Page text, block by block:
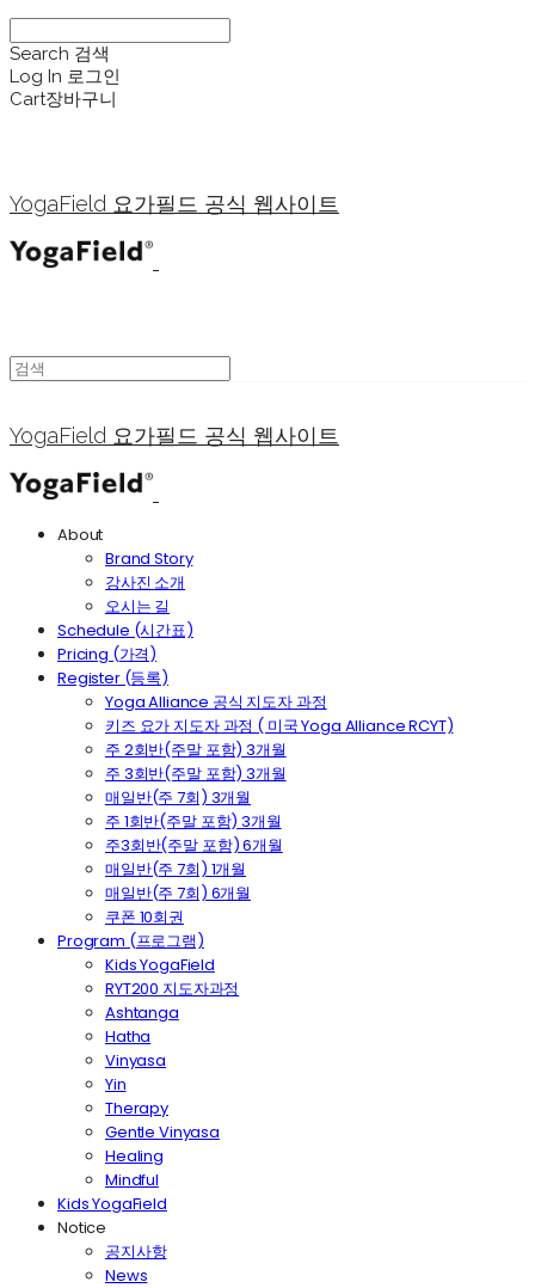
Search 검색
Log In 로그인
Cart장바구니
YogaField 요가필드 공식 웹사이트
YogaField 요가필드 공식 웹사이트
About
Brand Story
강사진 소개
오시는 길
Schedule (시간표)
Pricing (가격)
Register (등록)
Yoga Alliance 공식 지도자 과정
키즈 요가 지도자 과정 ( 미국 Yoga Alliance RCYT)
주 2회반(주말 포함) 3개월
주 3회반(주말 포함) 3개월
매일반(주 7회) 3개월
주 1회반(주말 포함) 3개월
주3회반(주말 포함) 6개월
매일반(주 7회) 1개월
매일반(주 7회) 6개월
쿠폰 10회권
Program (프로그램)
Kids YogaField
RYT200 지도자과정
Ashtanga
Hatha
Vinyasa
Yin
Therapy
Gentle Vinyasa
Healing
Mindful
Kids YogaField
Notice
공지사항
News